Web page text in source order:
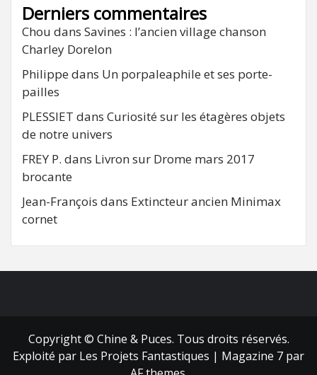
Derniers commentaires
Chou dans Savines : l’ancien village chanson
Charley Dorelon
Philippe dans Un porpaleaphile et ses porte-
pailles
PLESSIET dans Curiosité sur les étagères objets
de notre univers
FREY P. dans Livron sur Drome mars 2017
brocante
Jean-François dans Extincteur ancien Minimax
cornet
Copyright © Chine & Puces. Tous droits réservés.
Exploité par Les Projets Fantastiques | Magazine 7 par